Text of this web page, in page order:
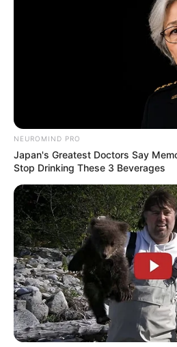
NEUROMIND PRO
Japan's Greatest Doctors Say
Stop Drinking These 3 Beverages